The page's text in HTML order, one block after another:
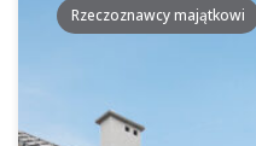
Rzeczoznawcy majątkowi